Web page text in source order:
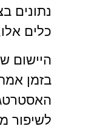
נתונים
כלים
היישום
בזמן
לשיפור